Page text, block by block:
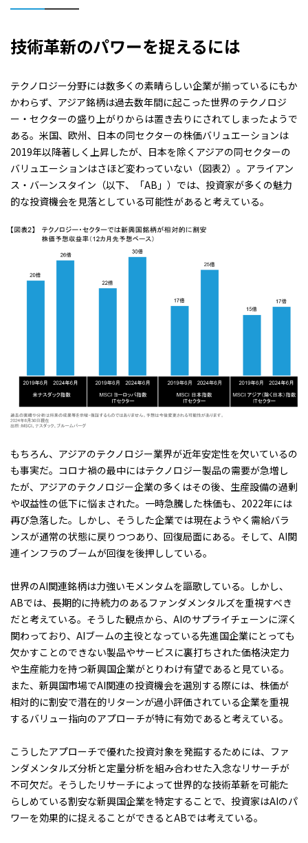
技術革新のパワーを捉えるには
テクノロジー分野には数多くの素晴らしい企業が揃っているにもか
かわらず、アジア銘柄は過去数年間に起こった世界のテクノロジ
ー・セクターの盛り上がりからは置き去りにされてしまったようで
ある。米国、欧州、日本の同セクターの株価バリュエーションは
2019年以降著しく上昇したが、日本を除くアジアの同セクターの
バリュエーションはさほど変わっていない （図表2） 。アライアン
ス・バーンスタイン（以下、「AB」）では、投資家が多くの魅力
的な投資機会を見落としている可能性があると考えている。
もちろん、アジアのテクノロジー業界が近年安定性を欠いているの
も事実だ。コロナ禍の最中にはテクノロジー製品の需要が急増し
たが、アジアのテクノロジー企業の多くはその後、生産設備の過剰
や収益性の低下に悩まされた。一時急騰した株価も、2022年には
再び急落した。しかし、そうした企業では現在ようやく需給バラ
ンスが通常の状態に戻りつつあり、回復局面にある。そして、AI関
連インフラのブームが回復を後押ししている。
世界のAI関連銘柄は力強いモメンタムを謳歌している。しかし、
ABでは、長期的に持続力のあるファンダメンタルズを重視すべき
だと考えている。そうした観点から、AIのサプライチェーンに深く
関わっており、AIブームの主役となっている先進国企業にとっても
欠かすことのできない製品やサービスに裏打ちされた価格決定力
や生産能力を持つ新興国企業がとりわけ有望であると見ている。
また、新興国市場でAI関連の投資機会を選別する際には、株価が
相対的に割安で潜在的リターンが過小評価されている企業を重視
するバリュー指向のアプローチが特に有効であると考えている。
こうしたアプローチで優れた投資対象を発掘するためには、ファ
ンダメンタルズ分析と定量分析を組み合わせた入念なリサーチが
不可欠だ。そうしたリサーチによって世界的な技術革新を可能た
らしめている割安な新興国企業を特定することで、投資家はAIのパ
ワーを効果的に捉えることができるとABでは考えている。